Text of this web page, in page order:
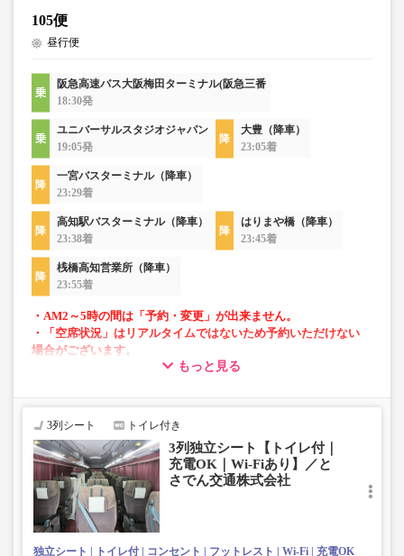
105便
昼行便
阪急高速バス大阪梅田ターミナル(阪急三番
18:30発
ユニバーサルスタジオジャパン
19:05発
大豊（降車）
23:05着
一宮バスターミナル（降車）
23:29着
高知駅バスターミナル（降車）
23:38着
はりまや橋（降車）
23:45着
桟橋高知営業所（降車）
23:55着
・AM2～5時の間は「予約・変更」が出来ません。
・「空席状況」はリアルタイムではないため予約いただけない
場合がございます。
いません。
もっと見る
3列シート トイレ付き
3列独立シート【トイレ付｜
充電OK｜Wi-Fiあり】／と
さでん交通株式会社
独立シート トイレ付 コンセント フットレスト Wi-Fi 充電OK